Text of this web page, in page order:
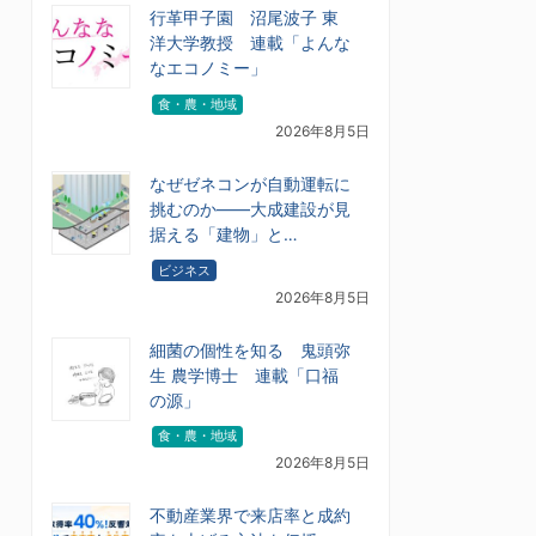
行革甲子園 沼尾波子 東
洋大学教授 連載「よんな
なエコノミー」
食・農・地域
2026年8月5日
なぜゼネコンが自動運転に
挑むのか――大成建設が見
据える「建物」と…
ビジネス
2026年8月5日
細菌の個性を知る 鬼頭弥
生 農学博士 連載「口福
の源」
食・農・地域
2026年8月5日
不動産業界で来店率と成約